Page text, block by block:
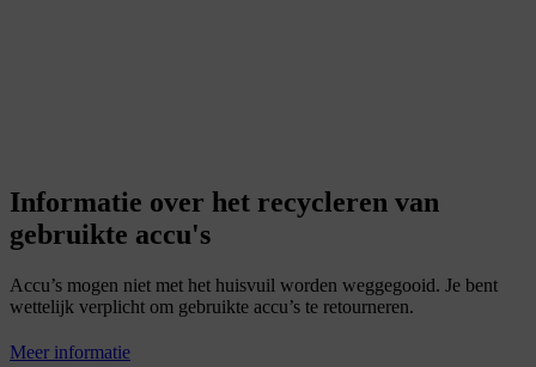
Informatie over het recycleren van
gebruikte accu's
Accu’s mogen niet met het huisvuil worden weggegooid. Je bent
wettelijk verplicht om gebruikte accu’s te retourneren.
Meer informatie